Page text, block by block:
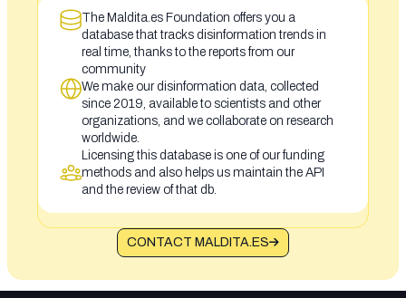
The Maldita.es Foundation offers you a
database that tracks disinformation trends in
real time, thanks to the reports from our
community
We make our disinformation data, collected
since 2019, available to scientists and other
organizations, and we collaborate on research
worldwide.
Licensing this database is one of our funding
methods and also helps us maintain the API
and the review of that db.
CONTACT MALDITA.ES